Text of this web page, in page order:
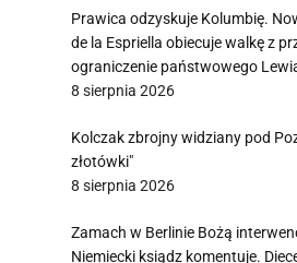
Prawica odzyskuje Kolumbię.
de la Espriella obiecuje walkę z
ograniczenie państwowego
8 sierpnia 2026
Kolczak zbrojny widziany pod
złotówki"
8 sierpnia 2026
Zamach w Berlinie Bożą
Niemiecki ksiądz komentuje.